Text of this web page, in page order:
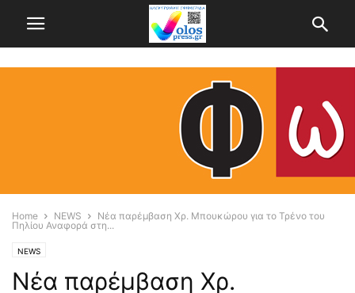
Home NEWS
Νέα παρέμβαση Χρ. Μπουκώρου για το Τρένο του
Πηλίου Αναφορά στη...
NEWS
Νέα παρέμβαση Χρ.